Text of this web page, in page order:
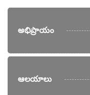
అభిప్రాయం
ఆలయాలు